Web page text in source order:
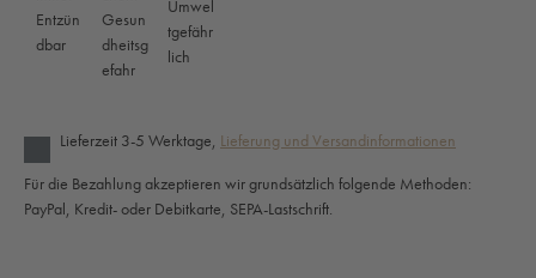
Lieferzeit 3-5 Werktage, Lieferung und Versandinformationen
Für die Bezahlung akzeptieren wir grundsätzlich folgende Methoden:
PayPal, Kredit- oder Debitkarte, SEPA-Lastschrift.